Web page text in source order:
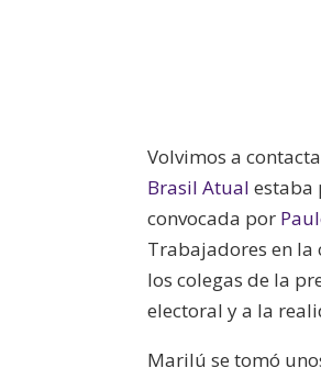
Volvimos a
Brasil Atualestaba
convocada por
Trabajadores en
los colegas de la
electoral y a la
Marilú se tomó